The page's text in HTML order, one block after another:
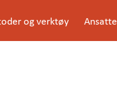
og verktøy Ansatte